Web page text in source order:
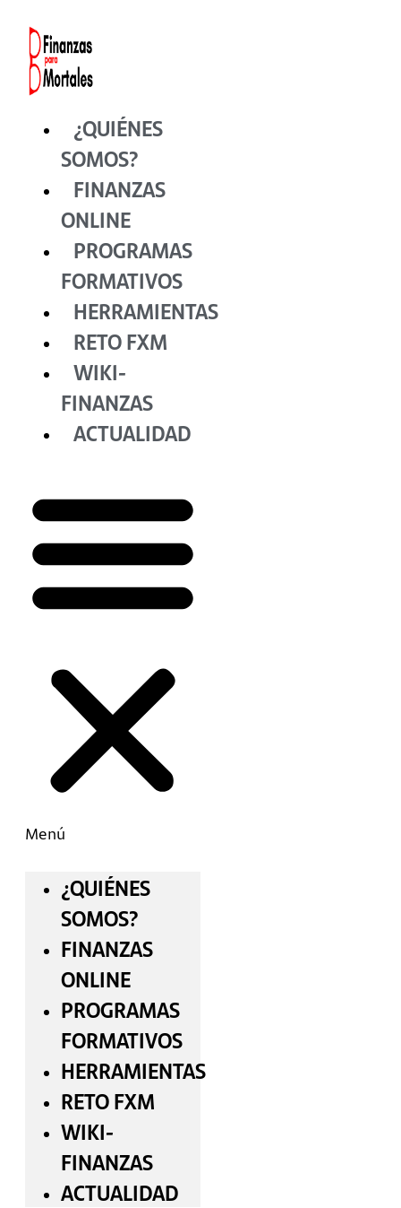
contenido
¿QUIÉNES
SOMOS?
FINANZAS
ONLINE
PROGRAMAS
FORMATIVOS
HERRAMIENTAS
RETO FXM
WIKI-
FINANZAS
ACTUALIDAD
Menú
¿QUIÉNES
SOMOS?
FINANZAS
ONLINE
PROGRAMAS
FORMATIVOS
HERRAMIENTAS
RETO FXM
WIKI-
FINANZAS
ACTUALIDAD